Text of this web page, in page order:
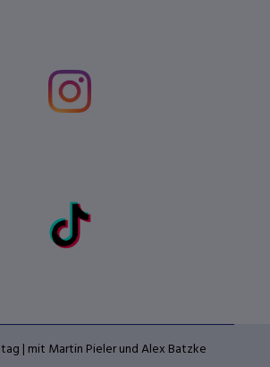
| mit Martin Pieler und Alex Batzke